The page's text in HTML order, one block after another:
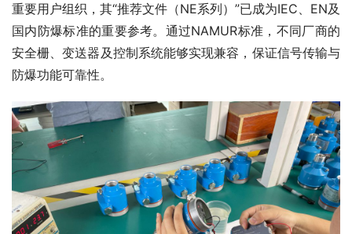
重要用户组织，其“推荐文件（NE系列）”已成为IEC、EN及
国内防爆标准的重要参考。通过NAMUR标准，不同厂商的
安全栅、变送器及控制系统能够实现兼容，保证信号传输与
防爆功能可靠性。